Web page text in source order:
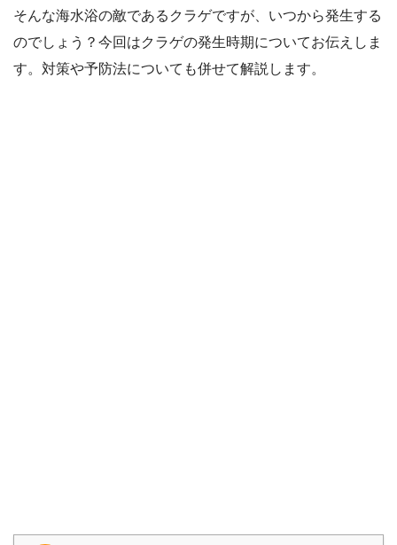
そんな海水浴の敵であるクラゲですが、いつから発生する
のでしょう？今回はクラゲの発生時期についてお伝えしま
す。対策や予防法についても併せて解説します。